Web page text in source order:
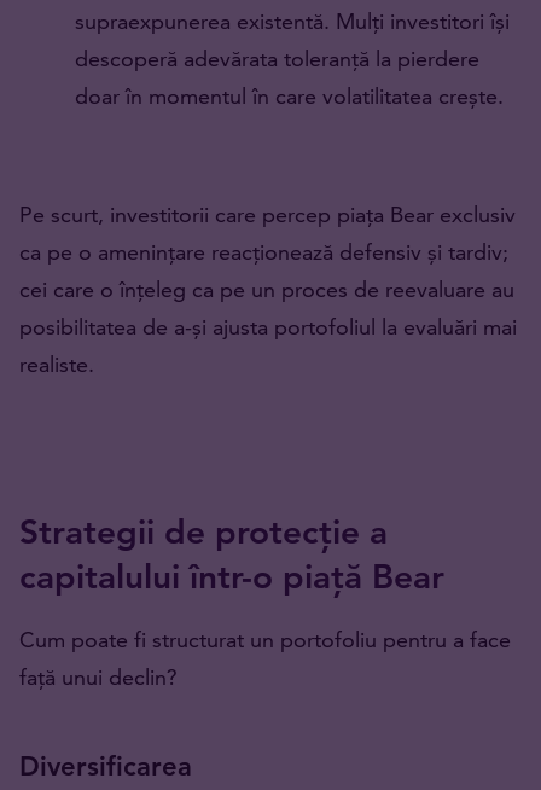
supraexpunerea existentă. Mulți investitori își
descoperă adevărata toleranță la pierdere
doar în momentul în care volatilitatea crește.
Pe scurt, investitorii care percep piața Bear exclusiv
ca pe o amenințare reacționează defensiv și tardiv;
cei care o înțeleg ca pe un proces de reevaluare au
posibilitatea de a-și ajusta portofoliul la evaluări mai
realiste.
Strategii de protecție a
capitalului într-o piață Bear
Cum poate fi structurat un portofoliu pentru a face
față unui declin?
Diversificarea